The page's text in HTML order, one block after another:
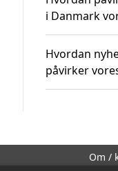
i Danmark
Hvordan
påvirker
Om /